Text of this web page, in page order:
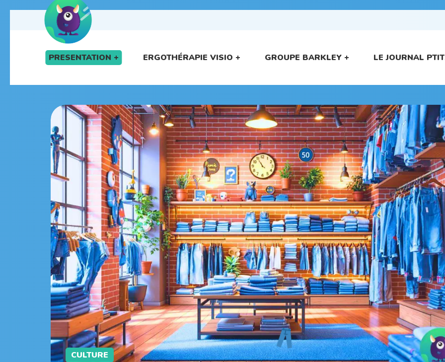
PRESENTATION ERGOTHÉRAPIE VISIO GROUPE BARKLEY LE JOURNAL
CULTURE